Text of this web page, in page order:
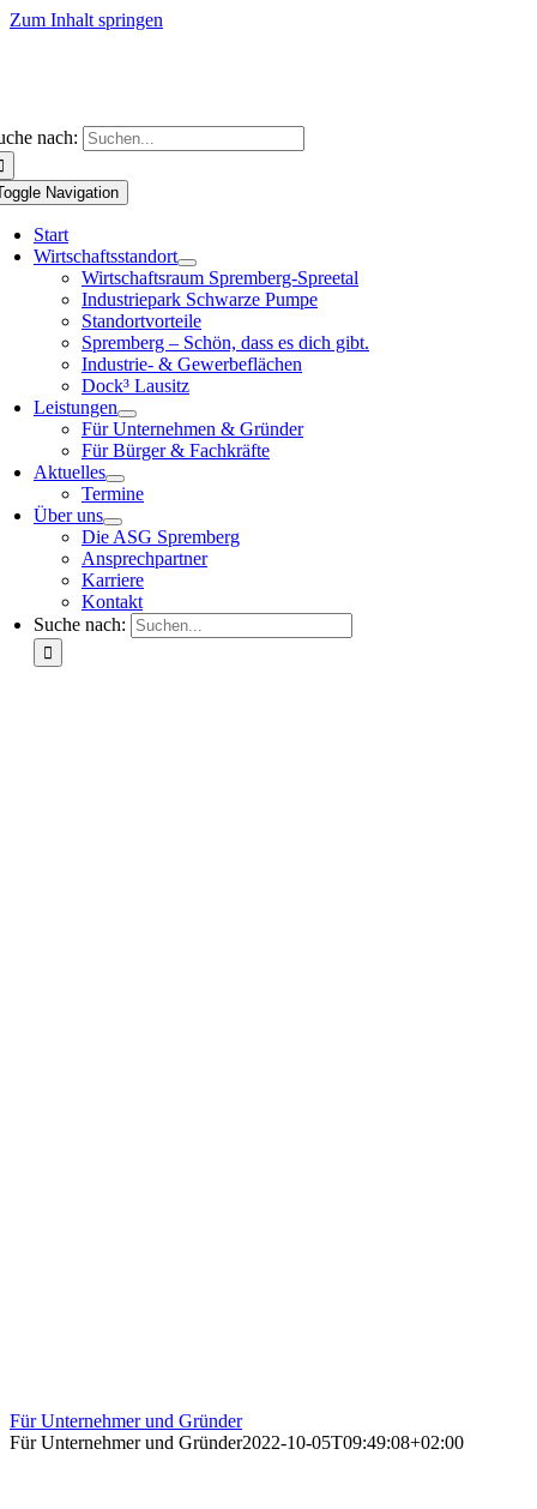
Zum Inhalt springen
nach:
Navigation
Start
Wirtschaftsstandort
Wirtschaftsraum Spremberg-Spreetal
Industriepark Schwarze Pumpe
Standortvorteile
Spremberg – Schön, dass es dich gibt.
Industrie- & Gewerbeflächen
Dock³ Lausitz
Leistungen
Für Unternehmen & Gründer
Für Bürger & Fachkräfte
Aktuelles
Termine
Über uns
Die ASG Spremberg
Ansprechpartner
Karriere
Kontakt
Suche nach:
Für Unternehmer und Gründer
Für Unternehmer und Gründer2022-10-05T09:49:08+02:00